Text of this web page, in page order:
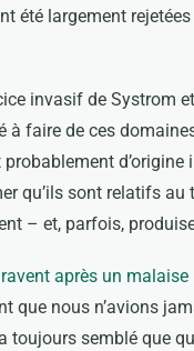
été largement
invasif de Systrom
faire de ces
qu’ils sont relatifs
– ​​et, parfois,
après un
que nous n’avions
toujours semblé que